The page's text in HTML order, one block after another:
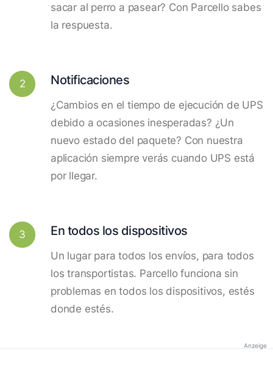
sacar al perro a pasear? Con Parcello sabes
la respuesta.
2 Notificaciones
¿Cambios en el tiempo de ejecución de UPS
debido a ocasiones inesperadas? ¿Un
nuevo estado del paquete? Con nuestra
aplicación siempre verás cuando UPS está
por llegar.
3 En todos los dispositivos
Un lugar para todos los envíos, para todos
los transportistas. Parcello funciona sin
problemas en todos los dispositivos, estés
donde estés.
Anzeige